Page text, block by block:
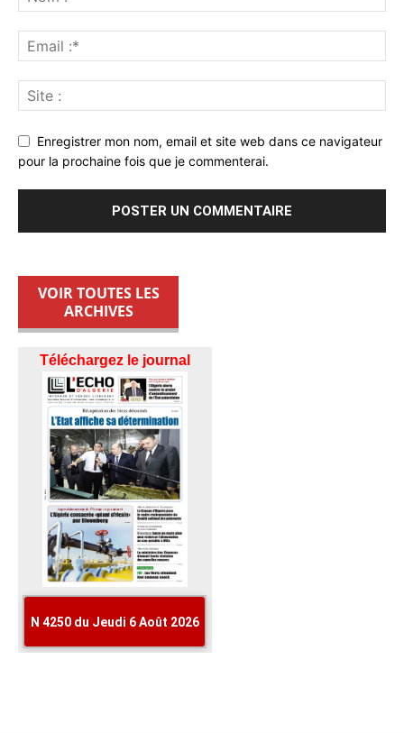
Enregistrer mon nom, email et site web dans ce navigateur
pour la prochaine fois que je commenterai.
VOIR TOUTES LES
ARCHIVES